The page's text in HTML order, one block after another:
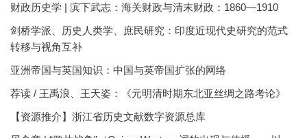
财政历史学 | 滨下武志：海关财政与清末财政：1860—1910
剑桥学派、历史人类学、庶民研究：印度近现代史研究的范式
转移与视角互补
亚洲帝国与英国知识：中国与英帝国扩张的网络
荐读 / 王禹浪、王天姿：《元明清时期东北亚丝绸之路考论》
【资源推介】浙江省历史文献数字资源总库